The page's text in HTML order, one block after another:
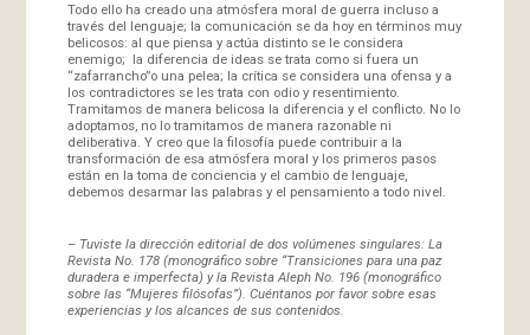
Todo ello ha creado una atmósfera moral de guerra incluso a
través del lenguaje; la comunicación se da hoy en términos muy
belicosos: al que piensa y actúa distinto se le considera
enemigo; la diferencia de ideas se trata como si fuera un
“zafarrancho”o una pelea; la crítica se considera una ofensa y a
los contradictores se les trata con odio y resentimiento.
Tramitamos de manera belicosa la diferencia y el conflicto. No lo
adoptamos, no lo tramitamos de manera razonable ni
deliberativa. Y creo que la filosofía puede contribuir a la
transformación de esa atmósfera moral y los primeros pasos
están en la toma de conciencia y el cambio de lenguaje,
debemos desarmar las palabras y el pensamiento a todo nivel.
– Tuviste la dirección editorial de dos volúmenes singulares: La
Revista No. 178 (monográfico sobre “Transiciones para una paz
duradera e imperfecta) y la Revista Aleph No. 196 (monográfico
sobre las “Mujeres filósofas”). Cuéntanos por favor sobre esas
experiencias y los alcances de sus contenidos.